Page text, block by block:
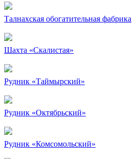
Талнахская обогатительная фабрика
Шахта «Скалистая»
Рудник «Таймырский»
Рудник «Октябрьский»
Рудник «Комсомольский»